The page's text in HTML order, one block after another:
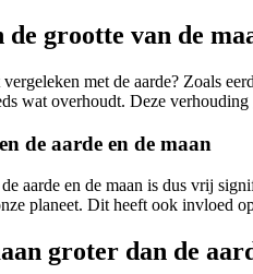
de grootte van de
met de aarde? Zoals
wat overhoudt. Deze
de aarde en de maan
aarde en de maan is dus vrij
planeet. Dit heeft ook invloed
groter dan de